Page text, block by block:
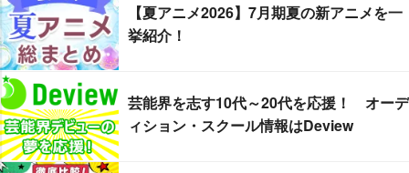
【夏アニメ2026】7月期夏の新アニメを一
挙紹介！
芸能界を志す10代～20代を応援！ オーデ
ィション・スクール情報はDeview